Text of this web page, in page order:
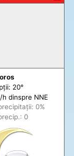
20°
h dinspre NNE
itații: 0%
0